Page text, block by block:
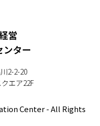
営
ンター
2-2-20
エア22F
Center - All Rights